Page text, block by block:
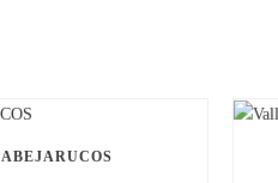
ABEJARUCOS